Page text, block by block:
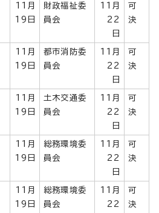
11月
19日
財政福祉委
員会
11月
22
日
可
決
11月
19日
都市消防委
員会
11月
22
日
可
決
11月
19日
土木交通委
員会
11月
22
日
可
決
11月
19日
総務環境委
員会
11月
22
日
可
決
11月
19日
総務環境委
員会
11月
22
可
決